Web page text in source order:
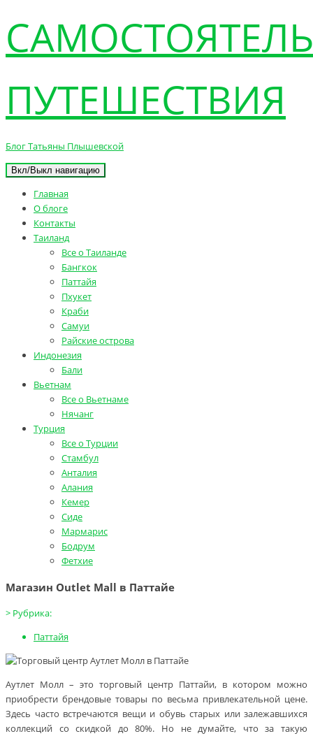
ПУТЕШЕСТВИЯ
Блог Татьяны Плышевской
Вкл/Выкл навигацию
Главная
О блоге
Контакты
Таиланд
Все о Таиланде
Бангкок
Паттайя
Пхукет
Краби
Самуи
Райские острова
Индонезия
Бали
Вьетнам
Все о Вьетнаме
Нячанг
Турция
Все о Турции
Стамбул
Анталия
Алания
Кемер
Сиде
Мармарис
Бодрум
Фетхие
Магазин Outlet Mall в Паттайе
> Рубрика:
Паттайя
Аутлет Молл – это торговый центр Паттайи, в котором можно
приобрести брендовые товары по весьма привлекательной цене.
Здесь часто встречаются вещи и обувь старых или залежавшихся
коллекций со скидкой до 80%. Но не думайте, что за такую